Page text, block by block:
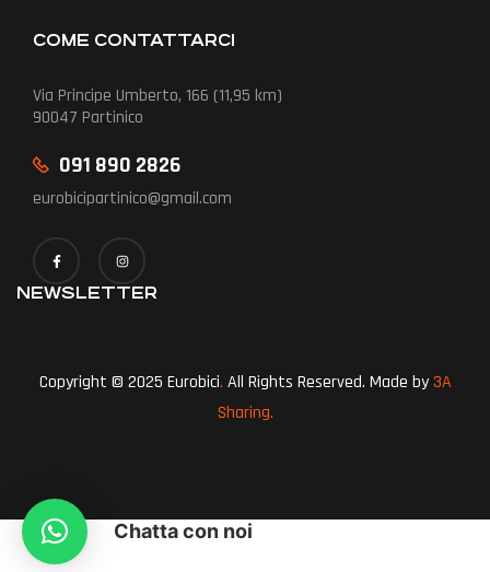
COME CONTATTARCI
Via Principe Umberto, 166 (11,95 km)
90047 Partinico
091 890 2826
eurobicipartinico@gmail.com
NEWSLETTER
Copyright © 2025 Eurobici. All Rights Reserved. Made by3A
Sharing.
Chatta con noi